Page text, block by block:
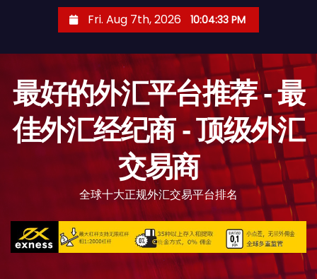
Fri. Aug 7th, 2026 10:04:34 PM
最好的外汇平台推荐 - 最
佳外汇经纪商 - 顶级外汇
交易商
全球十大正规外汇交易平台排名